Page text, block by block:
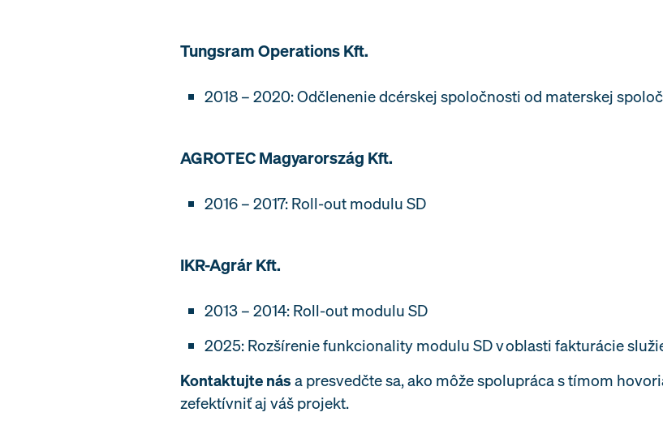
Tungsram Operations Kft.
2018 – 2020: Odčlenenie dcérskej spoločnosti od materskej
AGROTEC Magyarország Kft.
2016 – 2017: Roll-out modulu SD
IKR-Agrár Kft.
2013 – 2014: Roll-out modulu SD
2025: Rozšírenie funkcionality modulu SD v oblasti fakturácie
Kontaktujte nás a presvedčte sa, ako môže spolupráca s tímom
zefektívniť aj váš projekt.